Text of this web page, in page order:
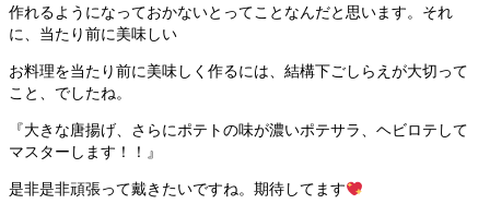
作れるようになっておかないとってことなんだと思います。それ
に、当たり前に美味しい
お料理を当たり前に美味しく作るには、結構下ごしらえが大切って
こと、でしたね。
『大きな唐揚げ、さらにポテトの味が濃いポテサラ、ヘビロテして
マスターします！！』
是非是非頑張って戴きたいですね。期待してます